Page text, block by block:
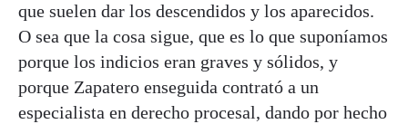
que suelen dar los descendidos y los aparecidos.
O sea que la cosa sigue, que es lo que suponíamos
porque los indicios eran graves y sólidos, y
porque Zapatero enseguida contrató a un
especialista en derecho procesal, dando por hecho